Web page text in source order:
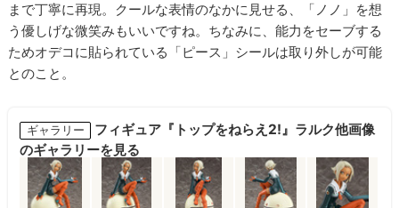
まで丁寧に再現。クールな表情のなかに見せる、「ノノ」を想
う優しげな微笑みもいいですね。ちなみに、能力をセーブする
ためオデコに貼られている「ピース」シールは取り外しが可能
とのこと。
ギャラリー
フィギュア『トップをねらえ2!』ラルク他画像
のギャラリーを見る